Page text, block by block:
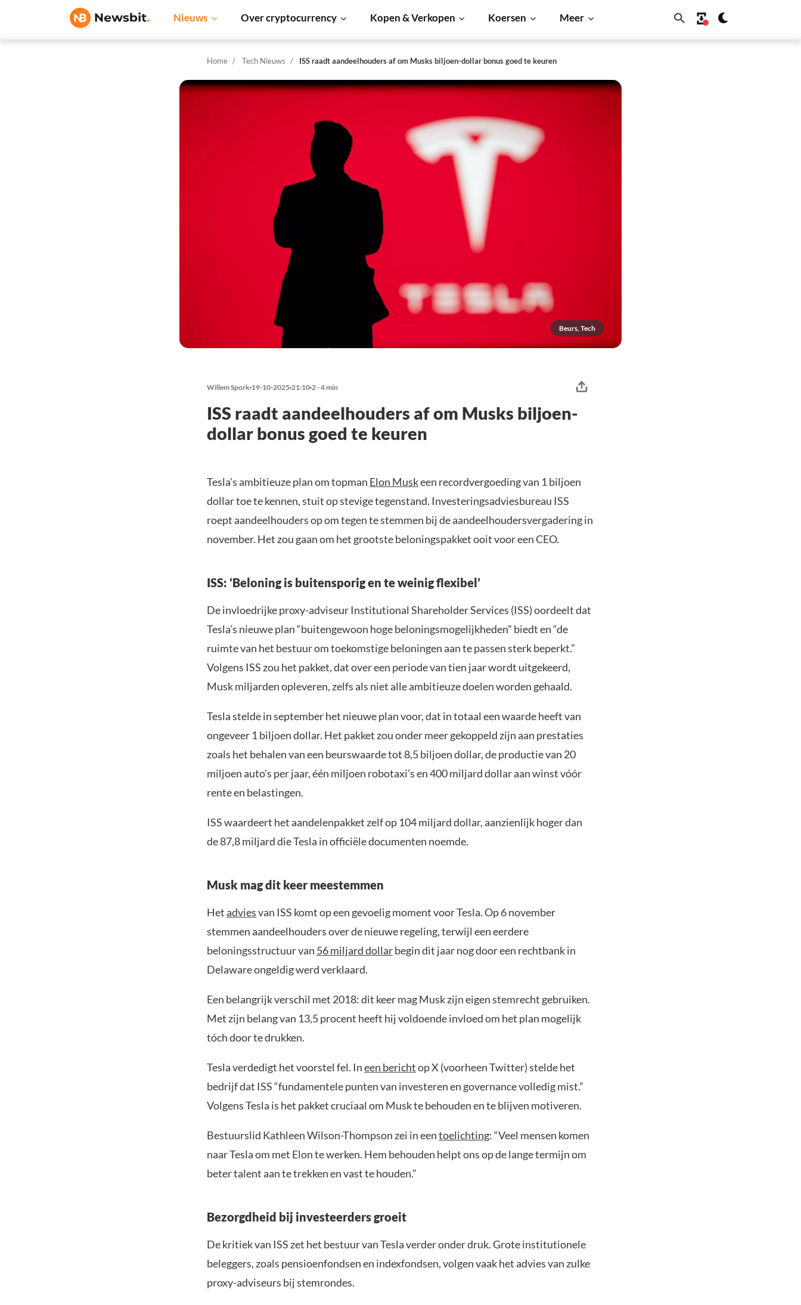
Nieuws Over cryptocurrency Kopen & Verkopen Koersen Meer
Home Tech Nieuws ISS raadt aandeelhouders af om Musks biljoen-dollar bonus goed te keuren
Beurs, Tech
Willem Spork 19-10-2025 21:10 2 - 4 min
ISS raadt aandeelhouders af om Musks biljoen-
dollar bonus goed te keuren
Tesla’s ambitieuze plan om topman Elon Muskeen recordvergoeding van 1 biljoen
dollar toe te kennen, stuit op stevige tegenstand. Investeringsadviesbureau ISS
roept aandeelhouders op om tegen te stemmen bij de aandeelhoudersvergadering in
november. Het zou gaan om het grootste beloningspakket ooit voor een CEO.
ISS: ‘Beloning is buitensporig en te weinig flexibel’
De invloedrijke proxy-adviseur Institutional Shareholder Services (ISS) oordeelt dat
Tesla’s nieuwe plan “buitengewoon hoge beloningsmogelijkheden” biedt en “de
ruimte van het bestuur om toekomstige beloningen aan te passen sterk beperkt.”
Volgens ISS zou het pakket, dat over een periode van tien jaar wordt uitgekeerd,
Musk miljarden opleveren, zelfs als niet alle ambitieuze doelen worden gehaald.
Tesla stelde in september het nieuwe plan voor, dat in totaal een waarde heeft van
ongeveer 1 biljoen dollar. Het pakket zou onder meer gekoppeld zijn aan prestaties
zoals het behalen van een beurswaarde tot 8,5 biljoen dollar, de productie van 20
miljoen auto’s per jaar, één miljoen robotaxi’s en 400 miljard dollar aan winst vóór
rente en belastingen.
ISS waardeert het aandelenpakket zelf op 104 miljard dollar, aanzienlijk hoger dan
de 87,8 miljard die Tesla in officiële documenten noemde.
Musk mag dit keer meestemmen
Hetadviesvan ISS komt op een gevoelig moment voor Tesla. Op 6 november
stemmen aandeelhouders over de nieuwe regeling, terwijl een eerdere
beloningsstructuur van 56 miljard dollarbegin dit jaar nog door een rechtbank in
Delaware ongeldig werd verklaard.
Een belangrijk verschil met 2018: dit keer mag Musk zijn eigen stemrecht gebruiken.
Met zijn belang van 13,5 procent heeft hij voldoende invloed om het plan mogelijk
tóch door te drukken.
Tesla verdedigt het voorstel fel. Ineen berichtop X (voorheen Twitter) stelde het
bedrijf dat ISS “fundamentele punten van investeren en governance volledig mist.”
Volgens Tesla is het pakket cruciaal om Musk te behouden en te blijven motiveren.
Bestuurslid Kathleen Wilson-Thompson zei in eentoelichting: “Veel mensen komen
naar Tesla om met Elon te werken. Hem behouden helpt ons op de lange termijn om
beter talent aan te trekken en vast te houden.”
Bezorgdheid bij investeerders groeit
De kritiek van ISS zet het bestuur van Tesla verder onder druk. Grote institutionele
beleggers, zoals pensioenfondsen en indexfondsen, volgen vaak het advies van zulke
proxy-adviseurs bij stemrondes.